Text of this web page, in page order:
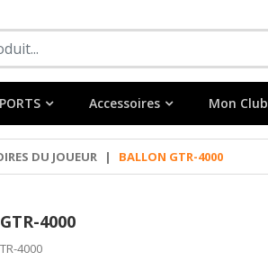
Accessoires Mon Club
DU JOUEUR | BALLON GTR-4000
4000
4000